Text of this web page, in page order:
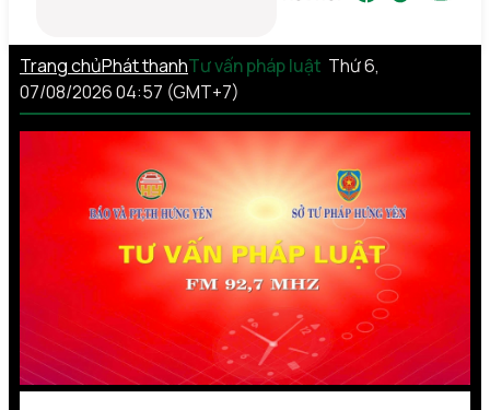
Trang chủPhát thanhTư vấn pháp luật Thứ 6,
07/08/2026 04:57 (GMT+7)